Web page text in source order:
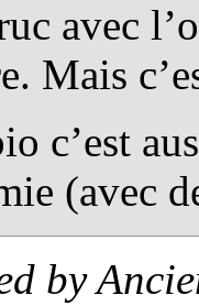
avec
Mais
c’est
(avec
by